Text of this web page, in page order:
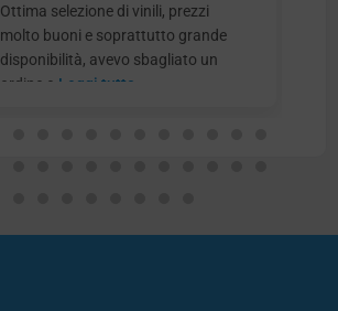
Ottima selezione di vinili, prezzi
molto buoni e soprattutto grande
disponibilità, avevo sbagliato un
ordine e Leggi tutto